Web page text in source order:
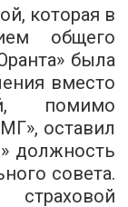
которая в
общего
была
вместо
помимо
оставил
должность
совета.
страховой